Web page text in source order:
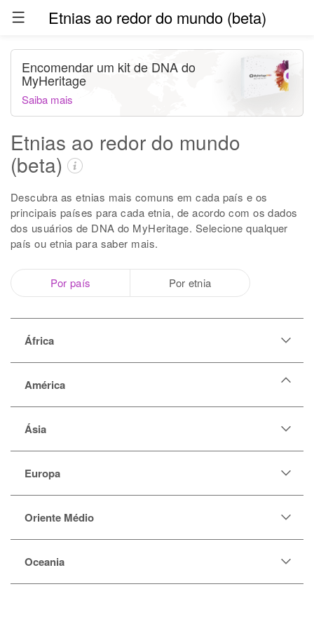
Etnias ao redor do mundo (beta)
Etnias ao redor do mundo
(beta)
Descubra as etnias mais comuns em cada país e os
principais países para cada etnia, de acordo com os dados
dos usuários de DNA do MyHeritage. Selecione qualquer
país ou etnia para saber mais.
Por país Por etnia
Encomendar um kit de DNA do
MyHeritage
Saiba mais
África
América
Anguila
Antígua
Argentina
Aruba
Bahamas
Barbados
Belize
Bermuda
Ásia
Europa
Oriente Médio
Oceania